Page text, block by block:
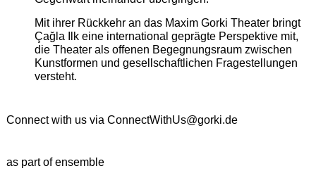
Mit ihrer Rückkehr an das Maxim Gorki Theater bringt
Çağla Ilk eine international geprägte Perspektive mit,
die Theater als offenen Begegnungsraum zwischen
Kunstformen und gesellschaftlichen Fragestellungen
versteht.
Connect with us via ConnectWithUs@gorki.de
as part of ensemble